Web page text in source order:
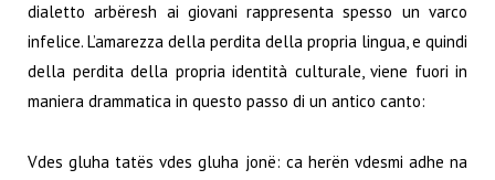
dialetto arbëresh ai giovani rappresenta spesso un varco
infelice. L’amarezza della perdita della propria lingua, e quindi
della perdita della propria identità culturale, viene fuori in
maniera drammatica in questo passo di un antico canto:
Vdes gluha tatës vdes gluha jonë: ca herën vdesmi adhe na